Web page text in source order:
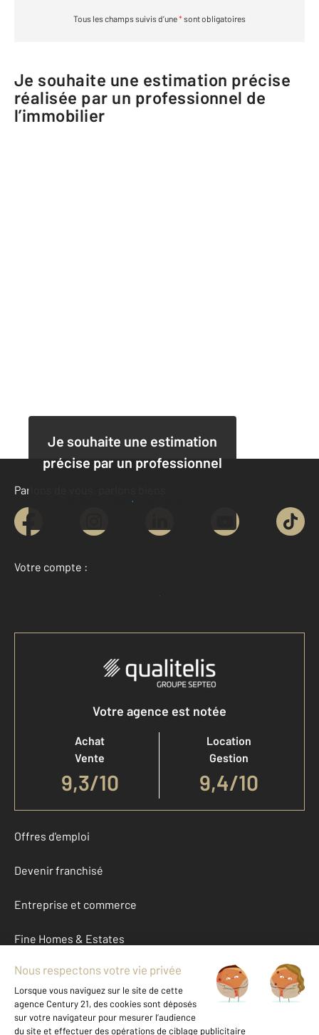
Tous les champs suivis d’une*sont obligatoires
Je souhaite une estimation précise
réalisée par un professionnel de
l’immobilier
Je souhaite une estimation
précise par un professionnel
Je demande une estimation
Parlons de vous, parlons biens
Votre compte :
Accéder à mon compte
Votre agence est notée
Achat
Vente
9,3/10
Location
Gestion
9,4/10
Offres d'emploi
Devenir franchisé
Entreprise et commerce
Fine Homes & Estates
À propos
International